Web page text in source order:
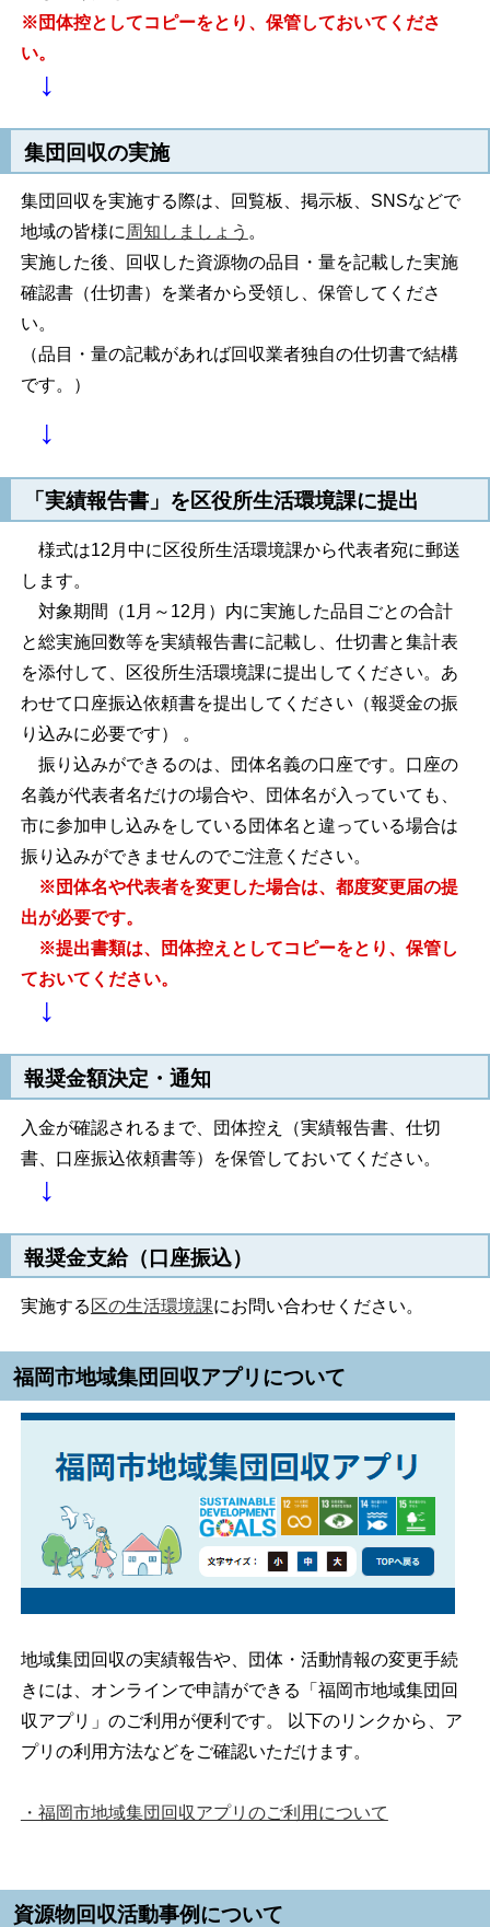
※団体控としてコピーをとり、保管しておいてくださ
い。
↓
集団回収の実施
集団回収を実施する際は、回覧板、掲示板、SNSなどで
地域の皆様に周知しましょう 。
実施した後、回収した資源物の品目・量を記載した実施
確認書（仕切書）を業者から受領し、保管してくださ
い。
（品目・量の記載があれば回収業者独自の仕切書で結構
です。）
↓
「実績報告書」を区役所生活環境課に提出
様式は12月中に区役所生活環境課から代表者宛に郵送
します。
対象期間（1月～12月）内に実施した品目ごとの合計
と総実施回数等を実績報告書に記載し、仕切書と集計表
を添付して、区役所生活環境課に提出してください。あ
わせて口座振込依頼書を提出してください（報奨金の振
り込みに必要です） 。
振り込みができるのは、団体名義の口座です。口座の
名義が代表者名だけの場合や、団体名が入っていても、
市に参加申し込みをしている団体名と違っている場合は
振り込みができませんのでご注意ください。
※団体名や代表者を変更した場合は、都度変更届の提
出が必要です。
※提出書類は、団体控えとしてコピーをとり、保管し
ておいてください。
↓
報奨金額決定・通知
入金が確認されるまで、団体控え（実績報告書、仕切
書、口座振込依頼書等）を保管しておいてください。
↓
報奨金支給（口座振込）
実施する 区の生活環境課にお問い合わせください。
福岡市地域集団回収アプリについて
地域集団回収の実績報告や、団体・活動情報の変更手続
きには、オンラインで申請ができる「福岡市地域集団回
収アプリ」のご利用が便利です。 以下のリンクから、ア
プリの利用方法などをご確認いただけます。
・福岡市地域集団回収アプリのご利用について
資源物回収活動事例について